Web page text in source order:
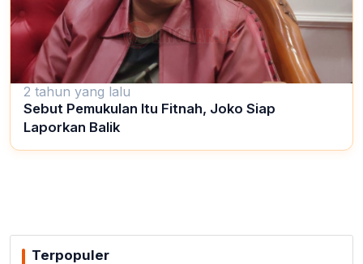
2 tahun yang lalu
Sebut Pemukulan Itu Fitnah, Joko Siap
Laporkan Balik
Terpopuler